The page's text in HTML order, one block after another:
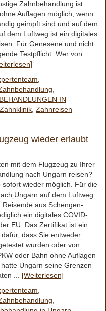
Zahnbehandlung ist
Auflagen möglich, wenn
geimpft sind und auf dem
dem Luftweg ist ein digitales
Für Genesene und nicht
Testpflicht: Wer von
IN
Zahnklinik Zahnreisen
wieder erlaubt
mit dem Flugzeug zu Ihrer
nach Ungarn reisen?
sofort wieder möglich. Für die
Ungarn auf dem Luftweg
Reisende aus Schengen-
ein digitales COVID-
EU. Das Zertifikat ist ein
dafür, dass Sie entweder
wurden oder von
oder Bahn ohne Auflagen
Ungarn seine Grenzen
... [Weiterlesen]